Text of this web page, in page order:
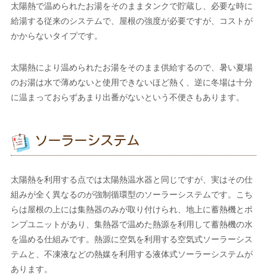
太陽熱で温められたお湯をそのままタンクで貯蔵し、必要な時に
給湯する従来のシステムで、屋根の強度が必要ですが、コストが
かからないタイプです。
太陽熱により温められたお湯をそのまま供給するので、暑い夏場
のお湯は水で薄めないと使用できないほど熱く、逆に冬場は十分
に温まっておらずあまり出番がないという不便さもあります。
ソーラーシステム
太陽熱を利用する点では太陽熱温水器と同じですが、実はその仕
組みが全く異なるのが強制循環型のソーラーシステムです。こち
らは屋根の上には集熱器のみが取り付けられ、地上に蓄熱機とポ
ンプユニットがあり、集熱器で温めた熱源を利用して蓄熱機の水
を温める仕組みです。熱源に空気を利用する空気式ソーラーシス
テムと、不凍液などの熱媒を利用する液体式ソーラーシステムが
あります。